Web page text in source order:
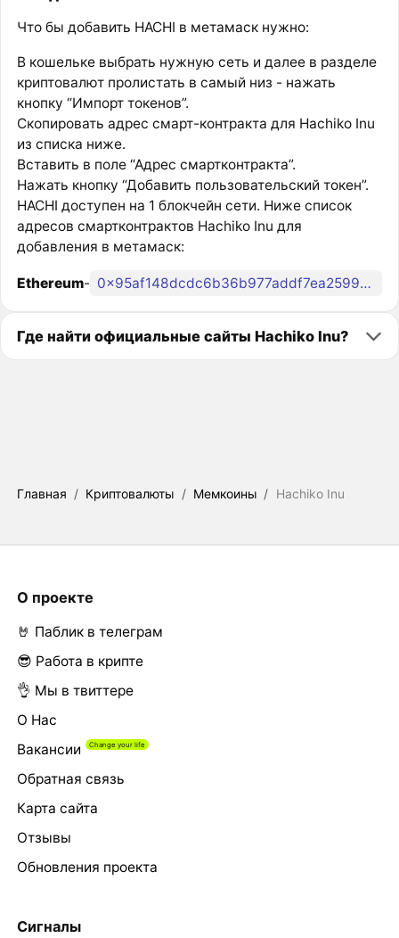
Что бы добавить HACHI в метамаск нужно:
В кошельке выбрать нужную сеть и далее в разделе
криптовалют пролистать в самый низ - нажать
кнопку “Импорт токенов”.
Скопировать адрес смарт-контракта для Hachiko Inu
из списка ниже.
Вставить в поле “Адрес смартконтракта”.
Нажать кнопку “Добавить пользовательский токен”.
HACHI доступен на 1 блокчейн сети. Ниже список
адресов смартконтрактов Hachiko Inu для
добавления в метамаск:
Ethereum- 0x95af148dcdc6b36b977addf7ea2599c5e0483263
Где найти официальные сайты Hachiko Inu?
Главная / Криптовалюты / Мемкоины / Hachiko Inu
О проекте
🤘 Паблик в телеграм
😎 Работа в крипте
👌 Мы в твиттере
О Нас
Вакансии
Обратная связь
Карта сайта
Отзывы
Обновления проекта
Сигналы